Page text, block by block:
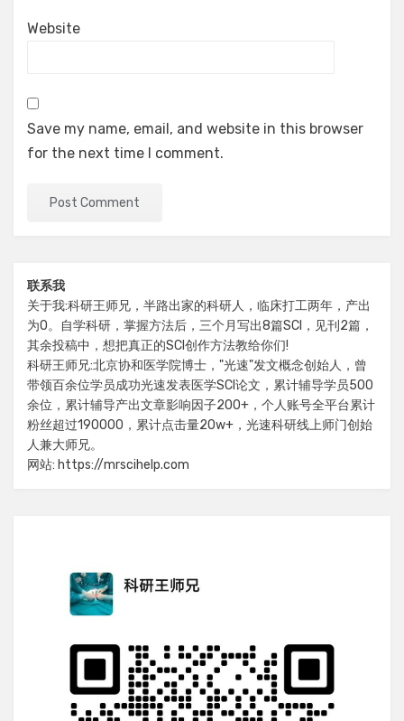
Website
Save my name, email, and website in this browser
for the next time I comment.
联系我
关于我:科研王师兄，半路出家的科研人，临床打工两年，产出
为0。自学科研，掌握方法后，三个月写出8篇SCI，见刊2篇，
其余投稿中，想把真正的SCI创作方法教给你们!
科研王师兄:北京协和医学院博士，"光速"发文概念创始人，曾
带领百余位学员成功光速发表医学SCI论文，累计辅导学员500
余位，累计辅导产出文章影响因子200+，个人账号全平台累计
粉丝超过190000，累计点击量20w+，光速科研线上师门创始
人兼大师兄。
网站: https://mrscihelp.com